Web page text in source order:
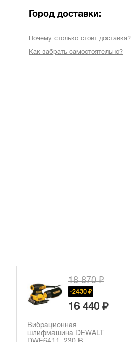
Город доставки:
Почему столько стоит доставка?
Как забрать самостоятельно?
33 750 ₽
Полировальная машина
DEWALT DWP849X, 1250